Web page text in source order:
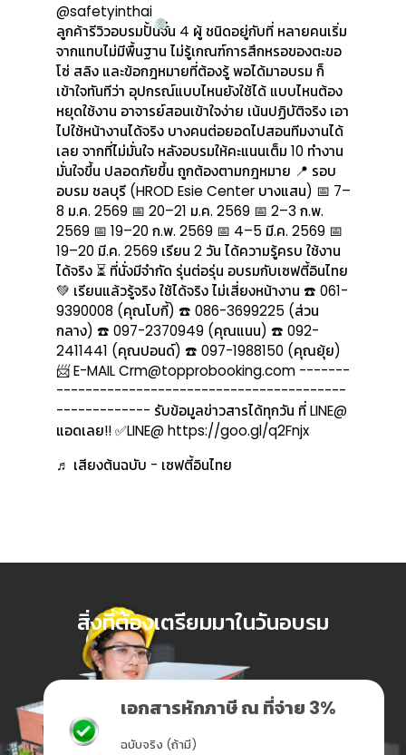
@safetyinthai
ลูกค้ารีวิวอบรมปั้นจั่น 4 ผู้ ชนิดอยู่กับที่ หลายคนเริ่ม
จากแทบไม่มีพื้นฐาน ไม่รู้เกณฑ์การสึกหรอของตะขอ
โซ่ สลิง และข้อกฎหมายที่ต้องรู้ พอได้มาอบรม ก็
เข้าใจทันทีว่า อุปกรณ์แบบไหนยังใช้ได้ แบบไหนต้อง
หยุดใช้งาน อาจารย์สอนเข้าใจง่าย เน้นปฏิบัติจริง เอา
ไปใช้หน้างานได้จริง บางคนต่อยอดไปสอนทีมงานได้
เลย จากที่ไม่มั่นใจ หลังอบรมให้คะแนนเต็ม 10 ทำงาน
มั่นใจขึ้น ปลอดภัยขึ้น ถูกต้องตามกฎหมาย 📍 รอบ
อบรม ชลบุรี (HROD Esie Center บางแสน) 📅 7–
8 ม.ค. 2569 📅 20–21 ม.ค. 2569 📅 2–3 ก.พ.
2569 📅 19–20 ก.พ. 2569 📅 4–5 มี.ค. 2569 📅
19–20 มี.ค. 2569 เรียน 2 วัน ได้ความรู้ครบ ใช้งาน
ได้จริง ⏳ ที่นั่งมีจำกัด รุ่นต่อรุ่น อบรมกับเซฟตี้อินไทย
💚 เรียนแล้วรู้จริง ใช้ได้จริง ไม่เสี่ยงหน้างาน ☎️ 061-
9390008 (คุณโบกี้) ☎️ 086-3699225 (ส่วน
กลาง) ☎️ 097-2370949 (คุณแนน) ☎️ 092-
2411441 (คุณปอนด์) ☎️ 097-1988150 (คุณยุ้ย)
📨 E-MAIL Crm@topprobooking.com -------
----------------------------------------
------------- รับข้อมูลข่าวสารได้ทุกวัน ที่ LINE@
แอดเลย!! ✅LINE@ https://goo.gl/q2Fnjx
♬ เสียงต้นฉบับ - เซฟตี้อินไทย
สิ่งที่ต้องเตรียมมาในวันอบรม
เอกสารหักภาษี ณ ที่จ่าย 3%
ฉบับจริง (ถ้ามี)